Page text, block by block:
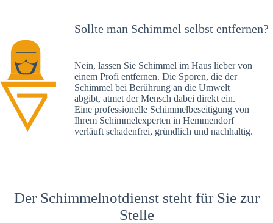
Sollte man Schimmel selbst entfernen?
Nein, lassen Sie Schimmel im Haus lieber von
einem Profi entfernen. Die Sporen, die der
Schimmel bei Berührung an die Umwelt
abgibt, atmet der Mensch dabei direkt ein.
Eine professionelle Schimmelbeseitigung von
Ihrem Schimmelexperten in Hemmendorf
verläuft schadenfrei, gründlich und nachhaltig.
Der Schimmelnotdienst steht für Sie zur
Stelle